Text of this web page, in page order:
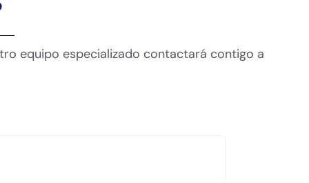
equipo especializado contactará contigo a